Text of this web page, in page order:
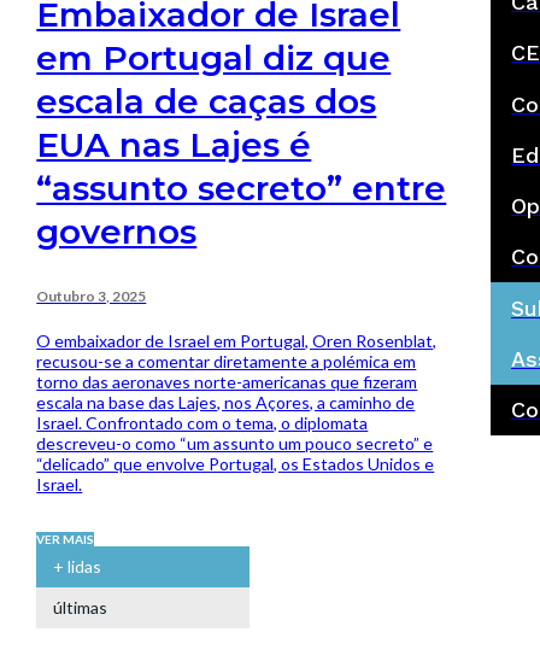
Embaixador de Israel
em Portugal diz que
escala de caças dos
EUA nas Lajes é
“assunto secreto” entre
governos
Outubro 3, 2025
O embaixador de Israel em Portugal, Oren Rosenblat,
recusou-se a comentar diretamente a polémica em
torno das aeronaves norte-americanas que fizeram
escala na base das Lajes, nos Açores, a caminho de
Israel. Confrontado com o tema, o diplomata
descreveu-o como “um assunto um pouco secreto” e
“delicado” que envolve Portugal, os Estados Unidos e
Israel.
VER MAIS
+ lidas
últimas